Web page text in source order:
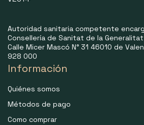
Autoridad sanitaria competente
Consellería de Sanitat de la
Calle Micer Mascó N° 31 46010 de
928 000
Información
Quiénes somos
Métodos de pago
Como comprar